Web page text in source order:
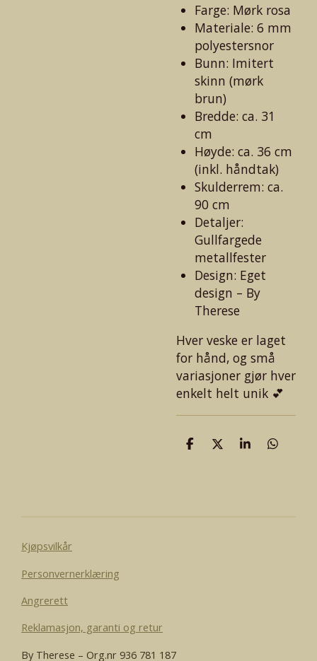
Farge: Mørk rosa
Materiale: 6 mm
polyestersnor
Bunn: Imitert
skinn (mørk
brun)
Bredde: ca. 31
cm
Høyde: ca. 36 cm
(inkl. håndtak)
Skulderrem: ca.
90 cm
Detaljer:
Gullfargede
metallfester
Design: Eget
design – By
Therese
Hver veske er laget
for hånd, og små
variasjoner gjør hver
enkelt helt unik 💕
D
D
D
D
Kjøpsvilkår
Personvernerklæring
Angrerett
Reklamasjon, garanti og retur
By Therese – Org.nr 936 781 187